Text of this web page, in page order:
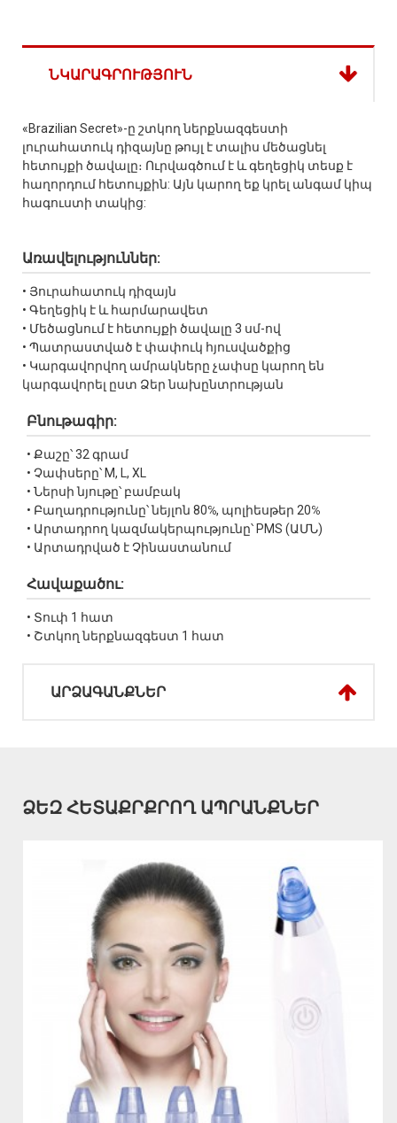
ՆԿԱՐԱԳՐՈՒԹՅՈՒՆ
«Brazilian Secret»-ը շտկող ներքնազգեստի
լուրահատուկ դիզայնը թույլ է տալիս մեծացնել
հետույքի ծավալը։ Ուրվագծում է և գեղեցիկ տեսք է
հաղորդում հետույքին: Այն կարող եք կրել անգամ կիպ
հագուստի տակից:
Առավելություններ:
• Յուրահատուկ դիզայն
• Գեղեցիկ է և հարմարավետ
• Մեծացնում է հետույքի ծավալը 3 սմ-ով
• Պատրաստված է փափուկ հյուսվածքից
• Կարգավորվող ամրակները չափսը կարող են
կարգավորել ըստ Ձեր նախընտրության
Բնութագիր:
• Քաշը՝ 32 գրամ
• Չափսերը՝ M, L, XL
• Ներսի նյութը՝ բամբակ
• Բաղադրությունը՝ նեյլոն 80℅, պոլիեսթեր 20℅
• Արտադրող կազմակերպությունը՝ PMS (ԱՄՆ)
• Արտադրված է Չինաստանում
Հավաքածու:
• Տուփ 1 հատ
• Շտկող ներքնազգեստ 1 հատ
ԱՐՁԱԳԱՆՔՆԵՐ
ՁԵԶ ՀԵՏԱՔՐՔՐՈՂ ԱՊՐԱՆՔՆԵՐ